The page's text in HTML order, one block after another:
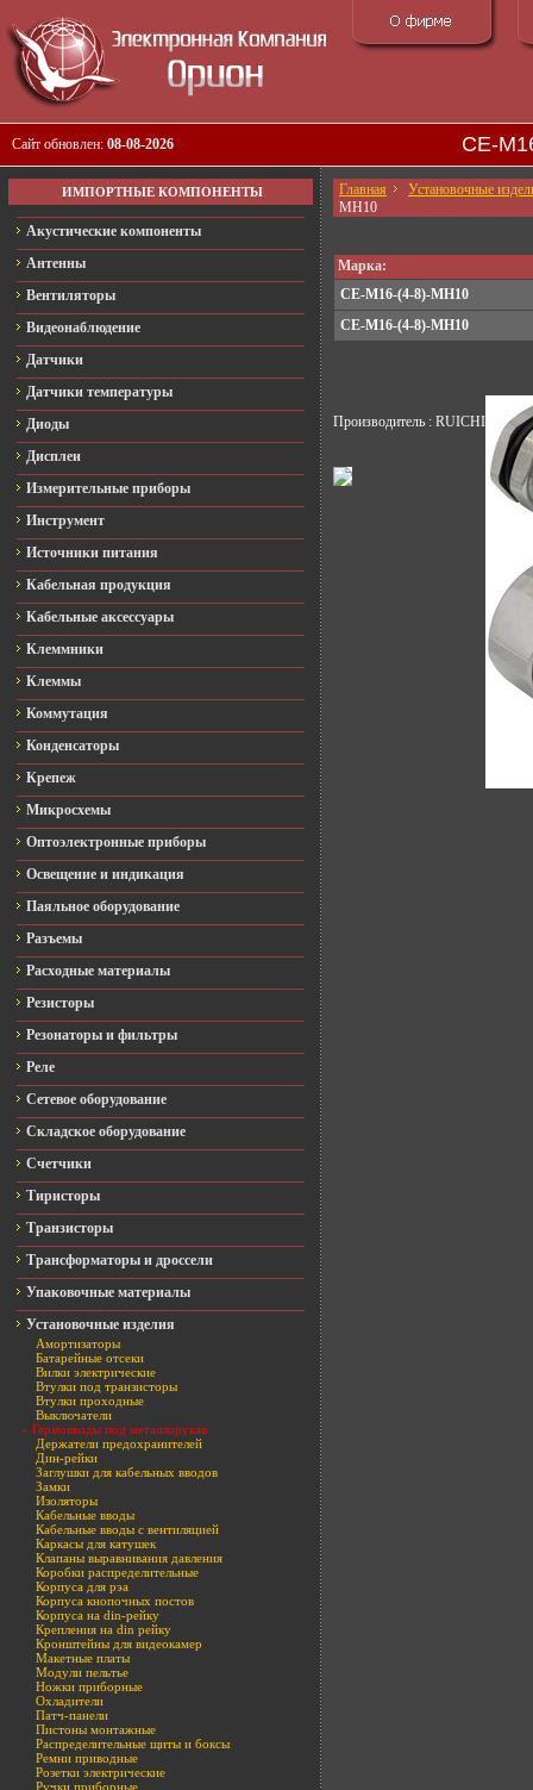
Сайт обновлен: 08-08-2026 CE-
ИМПОРТНЫЕ КОМПОНЕНТЫ
Акустические компоненты
Антенны
Вентиляторы
Видеонаблюдение
Датчики
Датчики температуры
Диоды
Дисплеи
Измерительные приборы
Инструмент
Источники питания
Кабельная продукция
Кабельные аксессуары
Клеммники
Клеммы
Коммутация
Конденсаторы
Крепеж
Микросхемы
Оптоэлектронные приборы
Освещение и индикация
Паяльное оборудование
Разъемы
Расходные материалы
Резисторы
Резонаторы и фильтры
Реле
Сетевое оборудование
Складское оборудование
Счетчики
Тиристоры
Транзисторы
Трансформаторы и дроссели
Упаковочные материалы
Установочные изделия
Амортизаторы
Батарейные отсеки
Вилки электрические
Втулки под транзисторы
Втулки проходные
Выключатели
» Гермовводы под металлорукав
Держатели предохранителей
Дин-рейки
Заглушки для кабельных вводов
Замки
Изоляторы
Кабельные вводы
Кабельные вводы с вентиляцией
Каркасы для катушек
Клапаны выравнивания давления
Коробки распределительные
Корпуса для рэа
Корпуса кнопочных постов
Корпуса на din-рейку
Крепления на din рейку
Кронштейны для видеокамер
Макетные платы
Модули пельтье
Ножки приборные
Охладители
Патч-панели
Пистоны монтажные
Распределительные щиты и боксы
Ремни приводные
Розетки электрические
Ручки приборные
Главная
Установочные
MH10
Марка:
CE-M16-(4-8)-MH10
CE-M16-(4-8)-MH10
Производитель : RUICHI